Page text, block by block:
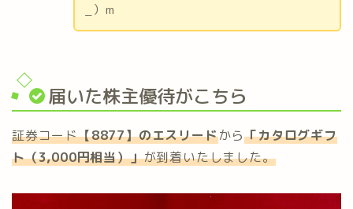
_）m
届いた株主優待がこちら
証券コード【8877】のエスリードから「カタログギフ
ト（3,000円相当）」が到着いたしました。